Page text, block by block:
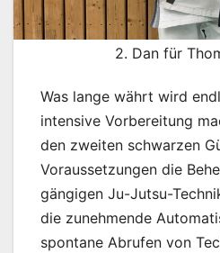
2. Dan für
Was lange währt wird
intensive Vorbereitung
den zweiten schwarzen
Voraussetzungen die
gängigen Ju-Jutsu-
die zunehmende
spontane Abrufen von